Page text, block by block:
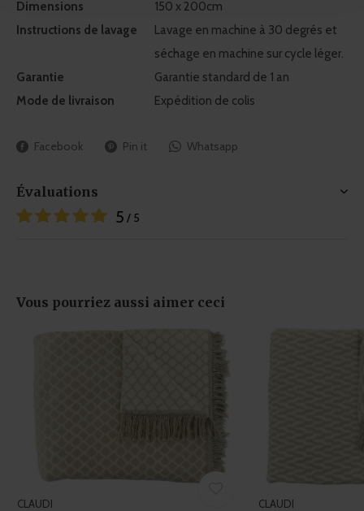
We use cookies to personalise content and ads, to
provide social media features and to analyse our traffic.
We also share information about your use of our site with
our social media, advertising and analytics partners who
may combine it with other information that you’ve
of their services.
Dimensions
150 x 200cm
Instructions de lavage
Lavage en machine à 30 degrés et
séchage en machine sur cycle léger.
Garantie
Garantie standard de 1 an
Mode de livraison
Expédition de colis
Facebook Pin it Whatsapp
Évaluations
5 / 5
Vous pourriez aussi aimer ceci
CLAUDI CLAUDI